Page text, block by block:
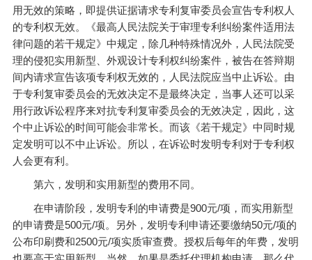
用无效的策略，即提供证据请求专利复审委员会宣告专利权人
的专利权无效。《最高人民法院关于审理专利纠纷案件适用法
律问题的若干规定》中规定，除几种特殊情况外，人民法院受
理的侵犯实用新型、外观设计专利权纠纷案件，被告在答辩期
间内请求宣告该项专利权无效的，人民法院应当中止诉讼。由
于专利复审委员会的无效决定不是最终决定，当事人还可以采
用行政诉讼程序来对抗专利复审委员会的无效决定，因此，这
个中止诉讼的时间可能会非常长。而该《若干规定》中同时规
定发明可以不中止诉讼。所以，在诉讼时发明专利对于专利权
人会更有利。
第六，发明和实用新型的费用不同。
在申请阶段，发明专利的申请费是900元/项，而实用新型
的申请费是500元/项。另外，发明专利申请还要缴纳50元/项的
公布印刷费和2500元/项实质审查费。授权后每年的年费，发明